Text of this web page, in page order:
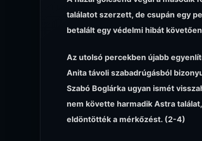
találatot szerzett, de csupán egy
betalált egy védelmi hibát
Az utolsó percekben újabb
Anita távoli szabadrúgásból
Szabó Boglárka ugyan ismét
nem követte harmadik Astra
eldöntötték a mérkőzést. (2-4)